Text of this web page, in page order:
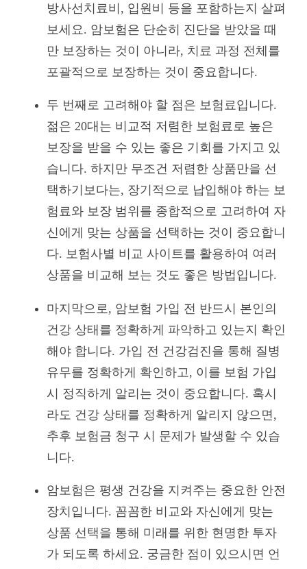
방사선치료비, 입원비 등을 포함하는지 살펴
보세요. 암보험은 단순히 진단을 받았을 때
만 보장하는 것이 아니라, 치료 과정 전체를
포괄적으로 보장하는 것이 중요합니다.
두 번째로 고려해야 할 점은 보험료입니다.
젊은 20대는 비교적 저렴한 보험료로 높은
보장을 받을 수 있는 좋은 기회를 가지고 있
습니다. 하지만 무조건 저렴한 상품만을 선
택하기보다는, 장기적으로 납입해야 하는 보
험료와 보장 범위를 종합적으로 고려하여 자
신에게 맞는 상품을 선택하는 것이 중요합니
다. 보험사별 비교 사이트를 활용하여 여러
상품을 비교해 보는 것도 좋은 방법입니다.
마지막으로, 암보험 가입 전 반드시 본인의
건강 상태를 정확하게 파악하고 있는지 확인
해야 합니다. 가입 전 건강검진을 통해 질병
유무를 정확하게 확인하고, 이를 보험 가입
시 정직하게 알리는 것이 중요합니다. 혹시
라도 건강 상태를 정확하게 알리지 않으면,
추후 보험금 청구 시 문제가 발생할 수 있습
니다.
암보험은 평생 건강을 지켜주는 중요한 안전
장치입니다. 꼼꼼한 비교와 자신에게 맞는
상품 선택을 통해 미래를 위한 현명한 투자
가 되도록 하세요. 궁금한 점이 있으시면 언